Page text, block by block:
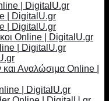
| DigitalU.gr
| DigitalU.gr
| DigitalU.gr
Online | DigitalU.gr
| DigitalU.gr
Αναλώσιμα Online |
| DigitalU.gr